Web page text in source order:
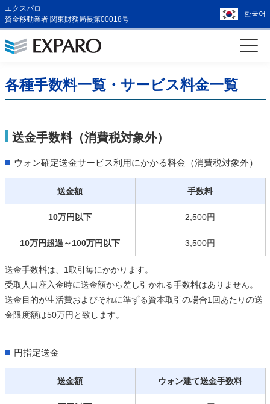
エクスパロ
資金移動業者 関東財務局長第00018号
한국어
各種手数料一覧・サービス料金一覧
送金手数料（消費税対象外）
ウォン確定送金サービス利用にかかる料金（消費税対象外）
送金額 手数料
10万円以下 2,500円
10万円超過～100万円以下 3,500円
送金手数料は、1取引毎にかかります。
受取人口座入金時に送金額から差し引かれる手数料はありません。
送金目的が生活費およびそれに準ずる資本取引の場合1回あたりの送
金限度額は50万円と致します。
円指定送金
送金額 ウォン建て送金手数料